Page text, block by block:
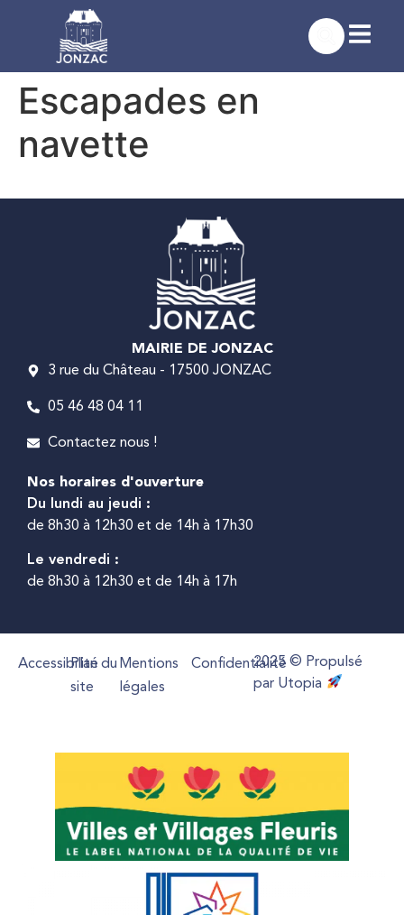
Escapades en
navette
MAIRIE DE JONZAC
3 rue du Château - 17500 JONZAC
05 46 48 04 11
Contactez nous !
Nos horaires d'ouverture
Du lundi au jeudi :
de 8h30 à 12h30 et de 14h à 17h30
Le vendredi :
de 8h30 à 12h30 et de 14h à 17h
Accessibilité
Plan du
site
Mentions
légales
Confidentialité2025 © Propulsé
par Utopia